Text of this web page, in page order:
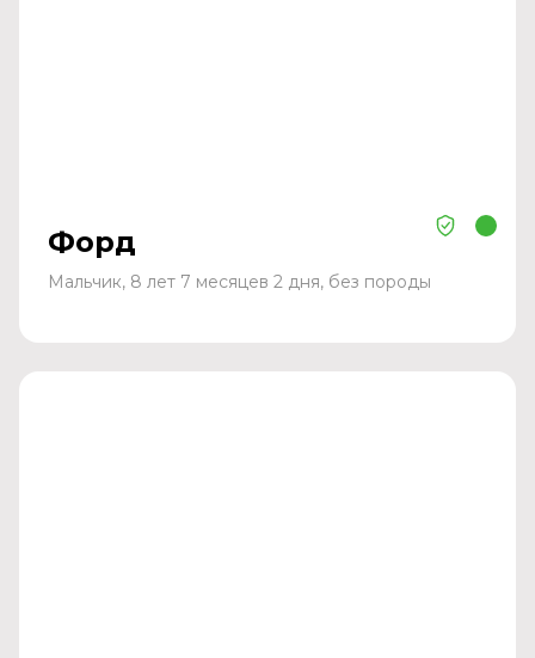
Форд
Мальчик, 8 лет 7 месяцев 2 дня, без породы